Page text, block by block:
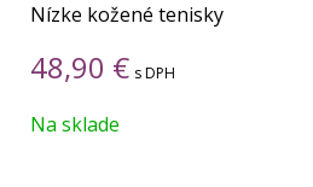
Nízke kožené tenisky
48,90 € s DPH
Na sklade